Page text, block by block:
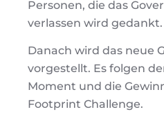
Personen, die das
verlassen wird gedankt.
Danach wird das neue
vorgestellt. Es folgen
Moment und die
Footprint Challenge.